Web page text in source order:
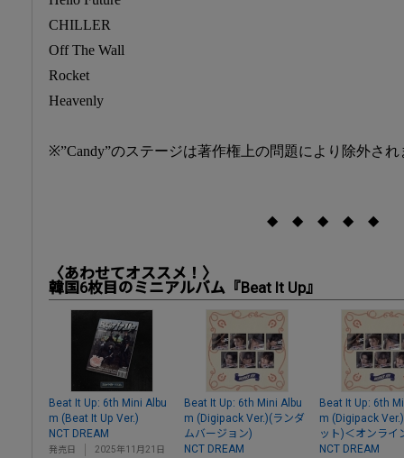
CHILLER
Off The Wall
Rocket
Heavenly
※”Candy”のステージは著作権上の問題により除外され
◆ ◆ ◆ ◆ ◆
〈あわせてオススメ！〉
韓国6枚目のミニアルバム『Beat It Up』
Beat It Up: 6th Mini Albu
m (Beat It Up Ver.)
NCT DREAM
発売日
2025年11月21日
Beat It Up: 6th Mini Albu
m (Digipack Ver.)(ランダ
ムバージョン)
NCT DREAM
Beat It Up: 6th
m (Digipack
ット)＜オンライ
NCT DREAM